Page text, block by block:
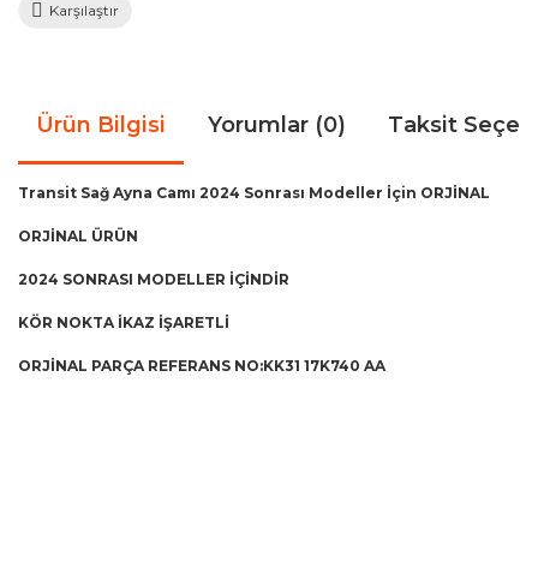
Karşılaştır
Ürün Bilgisi Yorumlar (0) Taksit
Transit Sağ Ayna Camı 2024 Sonrası Modeller İçin ORJİNAL
ORJİNAL ÜRÜN
2024 SONRASI MODELLER İÇİNDİR
KÖR NOKTA İKAZ İŞARETLİ
ORJİNAL PARÇA REFERANS NO:KK31 17K740 AA